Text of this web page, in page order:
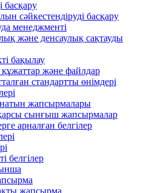
басқару
сәйкестендіруді басқару
менеджменті
және денсаулық сақтауды
бақылау
құжаттар және файлдар
стандартты өнімдері
жапсырмалары
сынғыш жапсырмалар
арналған белгілер
белгілер
жапсырма